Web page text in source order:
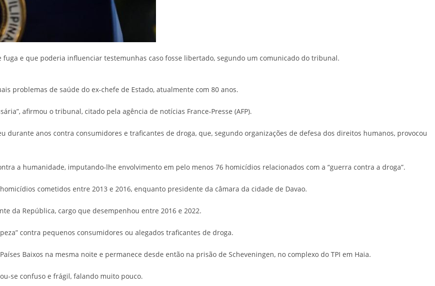
e que poderia influenciar testemunhas caso fosse libertado, segundo um comunicado do tribunal.
problemas de saúde do ex-chefe de Estado, atualmente com 80 anos.
afirmou o tribunal, citado pela agência de notícias France-Presse (AFP).
durante anos contra consumidores e traficantes de droga, que, segundo organizações de defesa dos direitos humanos, provocou
a humanidade, imputando-lhe envolvimento em pelo menos 76 homicídios relacionados com a “guerra contra a droga”.
cometidos entre 2013 e 2016, enquanto presidente da câmara da cidade de Davao.
da República, cargo que desempenhou entre 2016 e 2022.
contra pequenos consumidores ou alegados traficantes de droga.
Baixos na mesma noite e permanece desde então na prisão de Scheveningen, no complexo do TPI em Haia.
se confuso e frágil, falando muito pouco.